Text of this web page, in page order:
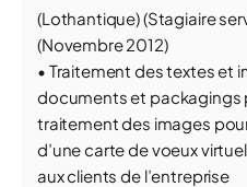
(Lothantique) (Stagiaire
(Novembre 2012)
• Traitement des textes et
documents et packagings
traitement des images
d’une carte de voeux
aux clients de l’entreprise